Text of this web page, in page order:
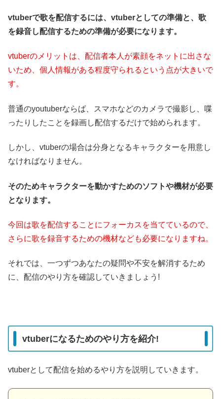
vtuberで歌を配信するには、vtuberとしての準備と、歌
を録音し配信するための準備が必要になります。
vtuberのメリットは、配信者本人が素顔をネットに出さな
いため、個人情報がある程度守られるという点が大きいで
す。
普通のyoutuberならば、スマホなどのカメラで撮影し、喋
ったりしたことを録画し配信するだけで始められます。
しかし、vtuberの場合は分身となるキャラクターを用意し
なければなりません。
そのためキャラクターを動かすためのソフトや機材が必要
となります。
今回は歌を配信することにフォーカスを当てているので、
さらに歌を録音するための機材なども必要になりますね。
それでは、一つずつあなたの疑問や不安を解消するため
に、配信のやり方を確認していきましょう!
vtuberになるためのやり方を紹介!
vtuberとして配信を始めるやり方を説明していきます。